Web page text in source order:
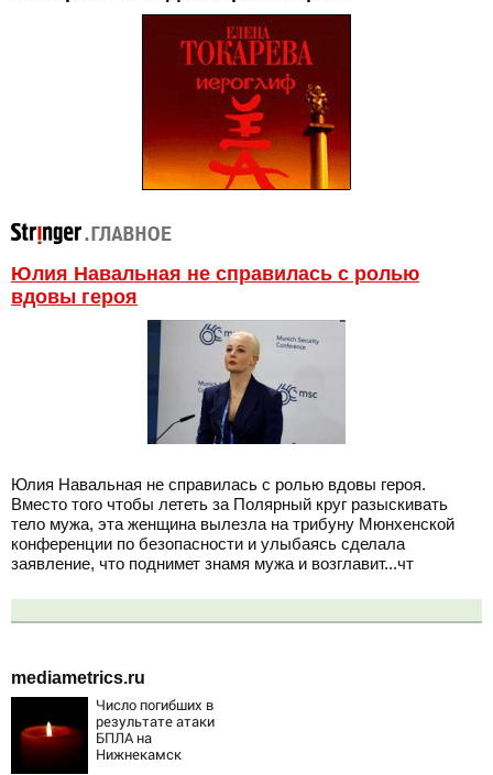
Юлия Навальная не справилась с ролью
вдовы героя
Юлия Навальная не справилась с ролью вдовы героя.
Вместо того чтобы лететь за Полярный круг разыскивать
тело мужа, эта женщина вылезла на трибуну Мюнхенской
конференции по безопасности и улыбаясь сделала
заявление, что поднимет знамя мужа и возглавит...чт
mediametrics.ru
Число погибших в
результате атаки
БПЛА на
Нижнекамск